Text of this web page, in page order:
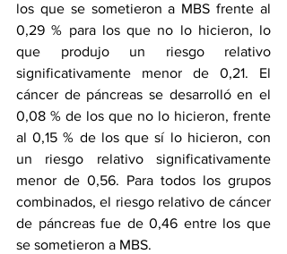
los que se sometieron a MBS frente al
0,29 % para los que no lo hicieron, lo
que produjo un riesgo relativo
significativamente menor de 0,21. El
cáncer de páncreas se desarrolló en el
0,08 % de los que no lo hicieron, frente
al 0,15 % de los que sí lo hicieron, con
un riesgo relativo significativamente
menor de 0,56. Para todos los grupos
combinados, el riesgo relativo de cáncer
de páncreas fue de 0,46 entre los que
se sometieron a MBS.